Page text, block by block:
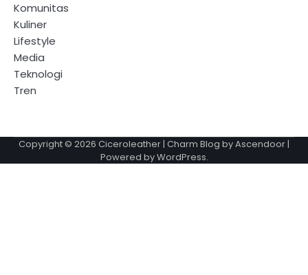
Komunitas
Kuliner
Lifestyle
Media
Teknologi
Tren
Copyright © 2026 Ciceroleather | Charm Blog byAscendoor |
Powered byWordPress.